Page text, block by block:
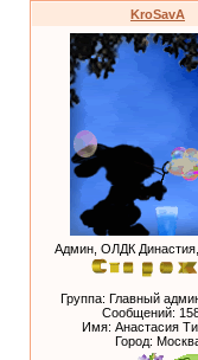
KroSavA
Админ, ОЛДК
Группа: Главный
Сообщений:
Имя: Анастасия
Город: